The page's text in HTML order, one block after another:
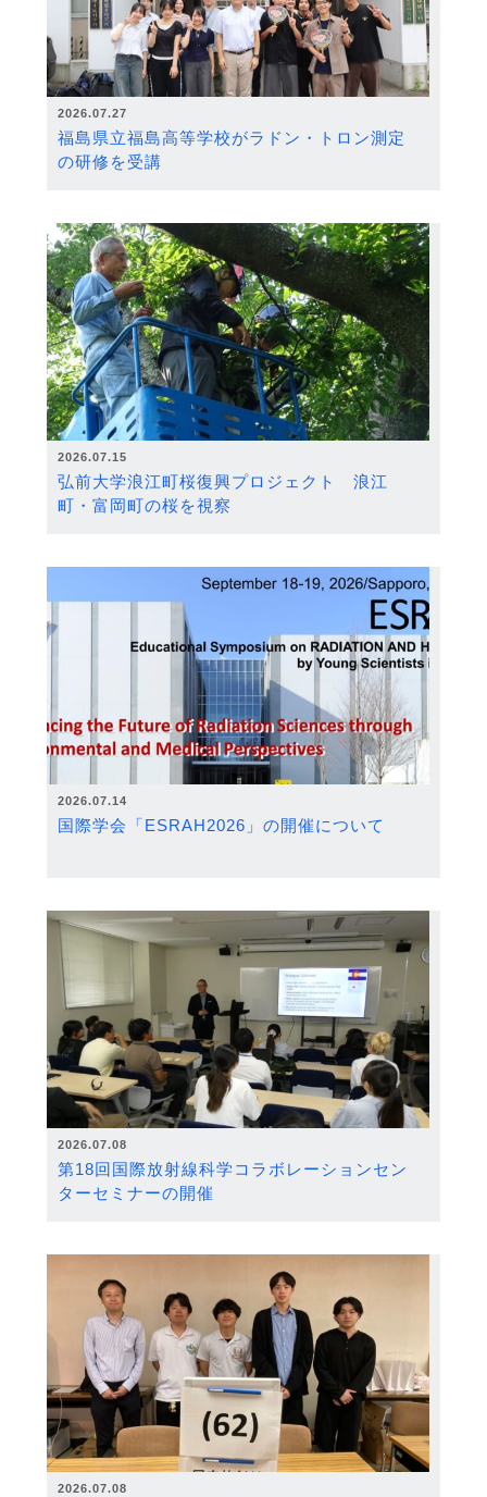
2026.07.27
福島県立福島高等学校がラドン・トロン測定
の研修を受講
2026.07.15
弘前大学浪江町桜復興プロジェクト 浪江
町・富岡町の桜を視察
2026.07.14
国際学会「ESRAH2026」の開催について
2026.07.08
第18回国際放射線科学コラボレーションセン
ターセミナーの開催
2026.07.08